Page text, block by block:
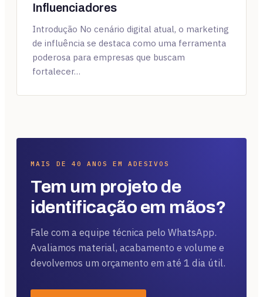
Influenciadores
Introdução No cenário digital atual, o marketing
de influência se destaca como uma ferramenta
poderosa para empresas que buscam
fortalecer…
MAIS DE 40 ANOS EM ADESIVOS
Tem um projeto de
identificação em mãos?
Fale com a equipe técnica pelo WhatsApp.
Avaliamos material, acabamento e volume e
devolvemos um orçamento em até 1 dia útil.